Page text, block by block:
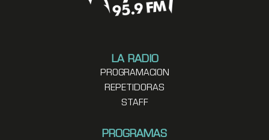
LA RADIO
PROGRAMACION
REPETIDORAS
STAFF
PROGRAMAS